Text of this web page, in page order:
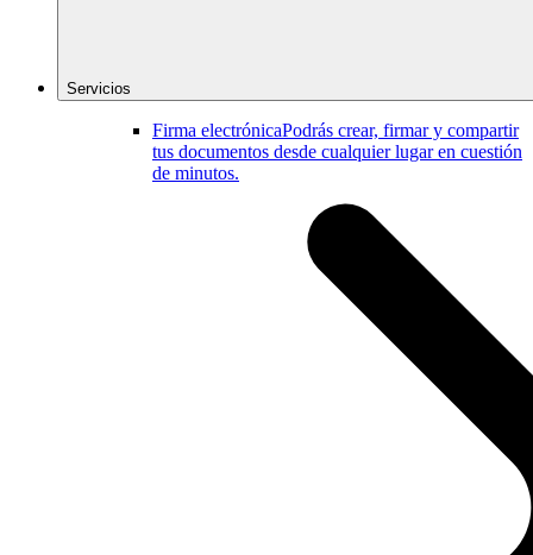
Servicios
Firma electrónicaPodrás crear, firmar y compartir
tus documentos desde cualquier lugar en cuestión
de minutos.